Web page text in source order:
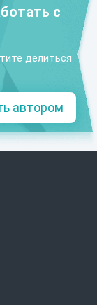
с
делиться
автором